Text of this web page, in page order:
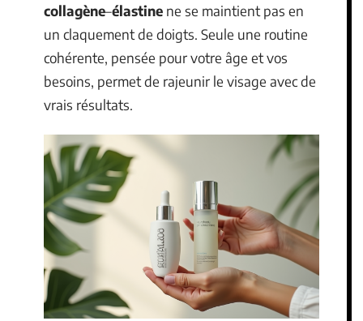
collagène–élastine ne se maintient pas en
un claquement de doigts. Seule une routine
cohérente, pensée pour votre âge et vos
besoins, permet de rajeunir le visage avec de
vrais résultats.